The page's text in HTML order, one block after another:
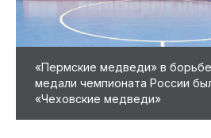
«Пермские медведи» в
медали чемпионата России
«Чеховские медведи»